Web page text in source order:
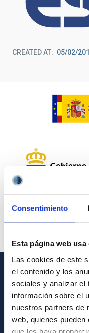
Consentimiento
Esta página web usa
Las cookies de este
el contenido y los
sociales y analizar el
información sobre el
nuestros partners de
web, quienes
CREATED AT 05/02/
GENERAL INFORMATION
Contact
How to get to the